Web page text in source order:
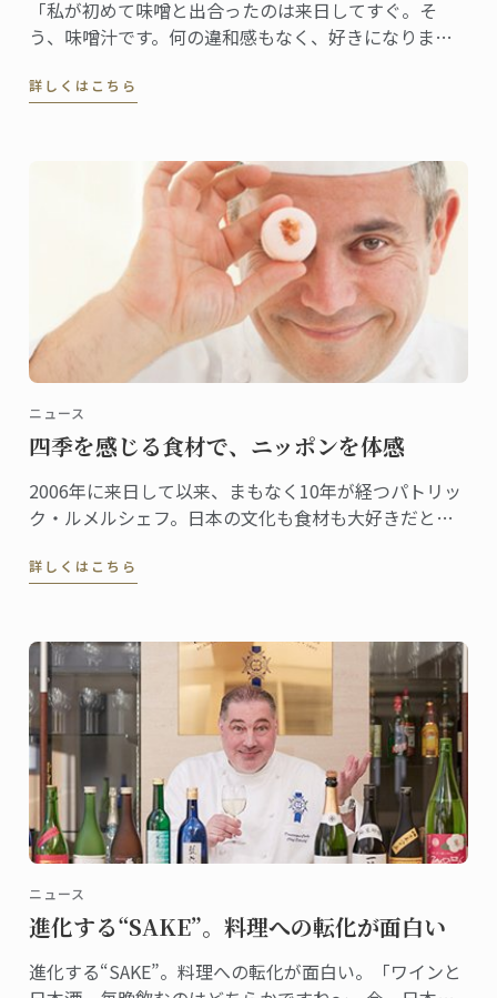
「私が初めて味噌と出合ったのは来日してすぐ。そ
う、味噌汁です。何の違和感もなく、好きになりまし
は7年前。「日本人なら誰もが親しむ味ですから、これ
詳しくはこちら
ニュース
四季を感じる食材で、ニッポンを体感
2006年に来日して以来、まもなく10年が経つパトリッ
ク・ルメルシェフ。日本の文化も食材も大好きだとい
は“桜”。日本でも、とてもシーズナルな食材である。
詳しくはこちら
ニュース
進化する“SAKE”。料理への転化が面白い
進化する“SAKE”。料理への転化が面白い。「ワインと